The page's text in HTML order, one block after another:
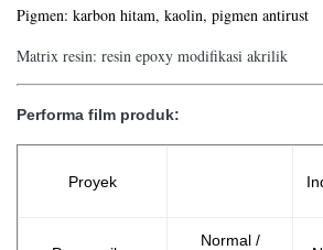
Pigmen: karbon hitam, kaolin, pigmen antirust
Matrix resin: resin epoxy modifikasi akrilik
Performa film produk:
Proyek
Normal /